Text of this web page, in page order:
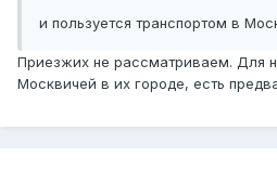
и пользуется транспортом в
Приезжих не рассматриваем. Для
Москвичей в их городе, есть